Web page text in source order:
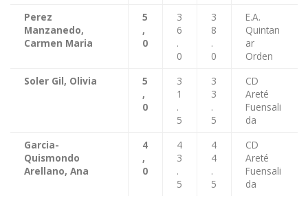
Perez
Manzanedo,
Carmen Maria
5
,
0
3
6
.
0
3
8
.
0
E.A.
Quintan
ar
Orden
Soler Gil, Olivia
5
,
0
3
1
.
5
3
3
.
5
CD
Areté
Fuensali
da
Garcia-
Quismondo
Arellano, Ana
4
,
0
4
3
.
5
4
4
.
5
CD
Areté
Fuensali
da